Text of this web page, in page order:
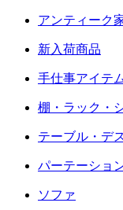
アンティーク
新入荷商品
手仕事アイテ
棚・ラック・
テーブル・デ
パーテーショ
ソファ